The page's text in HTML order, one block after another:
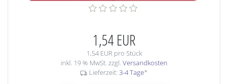
1,54 EUR
1,54 EUR pro Stück
inkl. 19 % MwSt. zzgl. Versandkosten
Lieferzeit: 3-4 Tage*